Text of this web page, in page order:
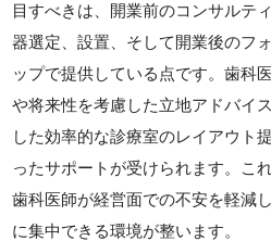
目すべきは、開業前のコンサルテ
器選定、設置、そして開業後のフ
ップで提供している点です。歯科
や将来性を考慮した立地アドバイ
した効率的な診療室のレイアウト
ったサポートが受けられます。こ
歯科医師が経営面での不安を軽減
に集中できる環境が整います。